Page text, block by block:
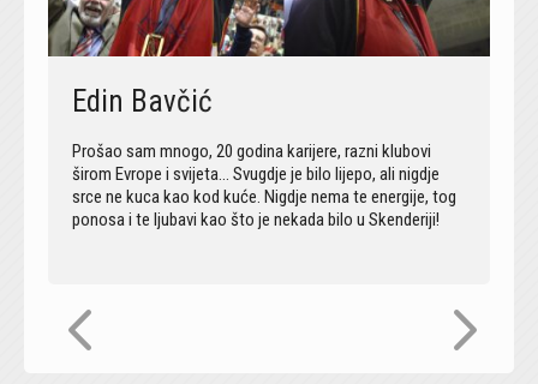
Edin Bavčić
Prošao sam mnogo, 20 godina karijere, razni klubovi
širom Evrope i svijeta… Svugdje je bilo lijepo, ali nigdje
srce ne kuca kao kod kuće. Nigdje nema te energije, tog
ponosa i te ljubavi kao što je nekada bilo u Skenderiji!